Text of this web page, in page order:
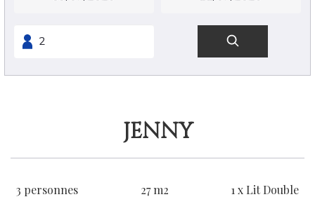
JENNY
3 personnes 27 m2 1 x Lit Double